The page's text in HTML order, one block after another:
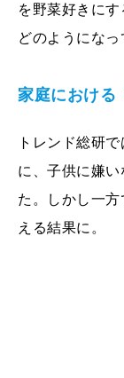
を野菜好きに
どのようになっ
家庭における
トレンド総研
に、子供に嫌
た。しかし一
える結果に。